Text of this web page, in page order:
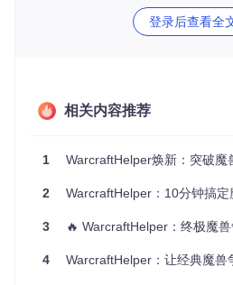
高分辨率显示器画面
固定4:3分
限制
高帧率下画面撕裂
[!TIP] API钩子技术就像游戏与操
在不修改游戏原始代码的前提下
2019年：初代版本解决基本启动
2020年：引入宽屏适配模块，支
登录后查看全
相关内容推荐
1 WarcraftHelper焕新：突破魔兽争霸III
2 WarcraftHelper：10分钟搞
3 🔥 WarcraftHelper：终极魔兽争霸III增强工具
4 WarcraftHelper：让经典魔兽争